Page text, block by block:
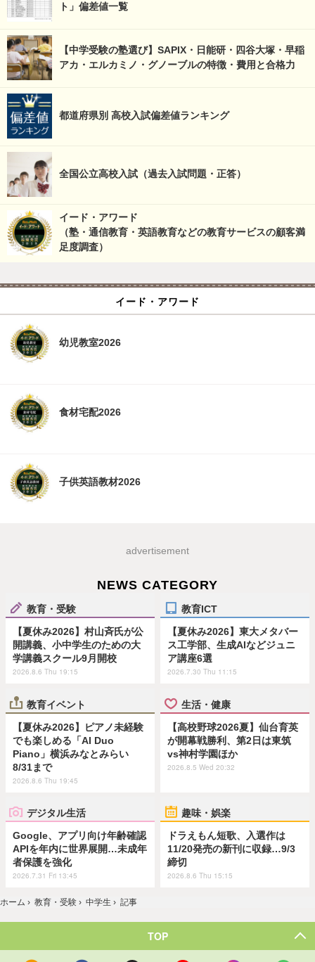
ト」偏差値一覧
【中学受験の塾選び】SAPIX・日能研・四谷大塚・早稲
アカ・エルカミノ・グノーブルの特徴・費用と合格力
都道府県別 高校入試偏差値ランキング
全国公立高校入試（過去入試問題・正答）
イード・アワード
（塾・通信教育・英語教育などの教育サービスの顧客満
足度調査）
イード・アワード
幼児教室2026
食材宅配2026
子供英語教材2026
advertisement
NEWS CATEGORY
教育・受験
【夏休み2026】村山斉氏が公
開講義、小中学生のための大
学講義スクール9月開校
2026.8.6 Thu 19:15
教育ICT
【夏休み2026】東大メタバー
ス工学部、生成AIなどジュニ
ア講座6選
2026.7.30 Thu 11:15
教育イベント
【夏休み2026】ピアノ未経験
でも楽しめる「AI Duo
Piano」横浜みなとみらい
8/31まで
2026.8.6 Thu 19:45
生活・健康
【高校野球2026夏】仙台育英
が開幕戦勝利、第2日は東筑
vs神村学園ほか
2026.8.5 Wed 20:32
デジタル生活
Google、アプリ向け年齢確認
APIを年内に世界展開…未成年
者保護を強化
2026.7.31 Fri 13:45
趣味・娯楽
ドラえもん短歌、入選作は
11/20発売の新刊に収録…9/3
締切
2026.8.6 Thu 15:15
ホーム › 教育・受験 › 中学生 › 記事
TOP